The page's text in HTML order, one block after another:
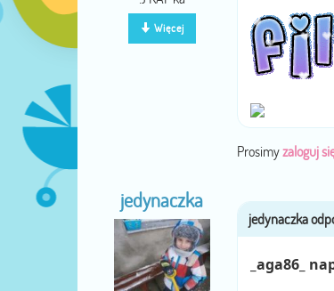
Więcej
Prosimyzaloguj
jedynaczka
_aga86_